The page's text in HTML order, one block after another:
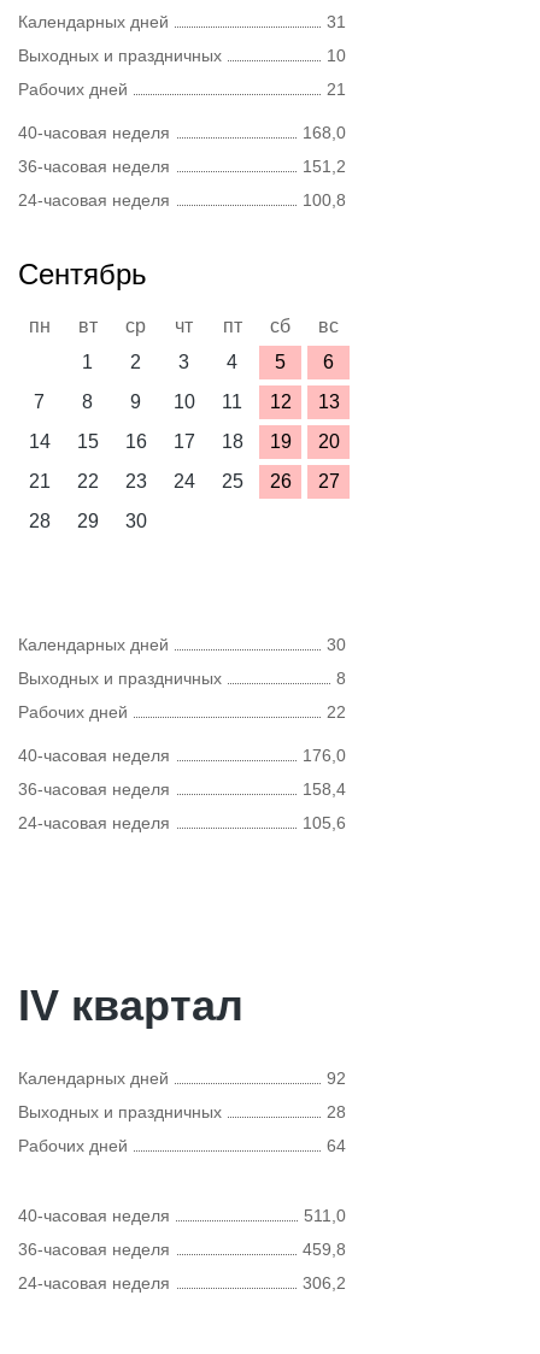
Календарных дней
31
Выходных и праздничных
10
Рабочих дней
21
40-часовая неделя
168,0
36-часовая неделя
151,2
24-часовая неделя
100,8
Сентябрь
пн вт ср чт пт сб
вс
1
2 3 4 5
6
7
8 9 10 11 12
13
14
15 16 17 18 19
20
21
22 23 24 25 26
27
28
29 30
Календарных дней
30
Выходных и праздничных
8
Рабочих дней
22
40-часовая неделя
176,0
36-часовая неделя
158,4
24-часовая неделя
105,6
IV квартал
Календарных дней
92
Выходных и праздничных
28
Рабочих дней
64
40-часовая неделя
511,0
36-часовая неделя
459,8
24-часовая неделя
306,2